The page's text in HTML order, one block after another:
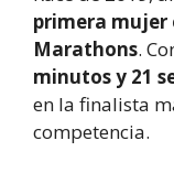
primera mujer
Marathons.
minutos y 21
en la finalista
competencia.